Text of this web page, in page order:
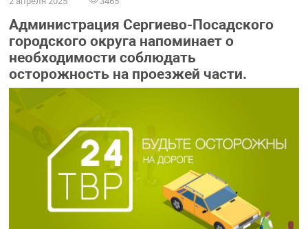
Администрация Сергиево-Посадского
городского округа напоминает о
необходимости соблюдать
осторожность на проезжей части.